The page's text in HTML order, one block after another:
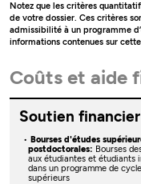
Notez que les critères
de votre dossier. Ces critères
admissibilité à un programme
informations contenues sur
Coûts et aide
Soutien
Bourses d'études
postdoctorales: Bourses
aux étudiantes et étudiants
dans un programme de
supérieurs